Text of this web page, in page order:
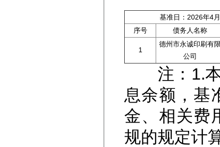
基准日
序号
债务人名称
1
德州市永诚印刷有
公司
注：1.本
息余额，基
金、相关费
规的规定计